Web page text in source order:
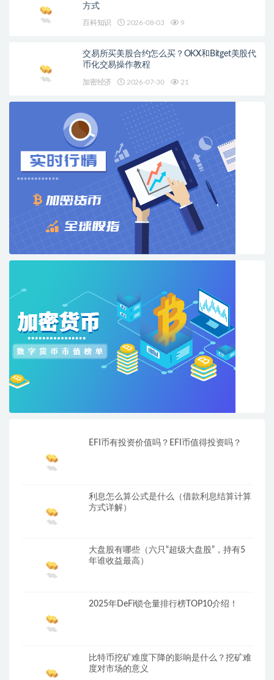
方式
百科知识 2026-08-03 9
交易所买美股合约怎么买？OKX和Bitget美股代
币化交易操作教程
加密经济 2026-07-30 21
EFI币有投资价值吗？EFI币值得投资吗？
利息怎么算公式是什么（借款利息结算计算
方式详解）
大盘股有哪些（六只“超级大盘股”，持有5
年谁收益最高）
2025年DeFi锁仓量排行榜TOP10介绍！
比特币挖矿难度下降的影响是什么？挖矿难
度对市场的意义